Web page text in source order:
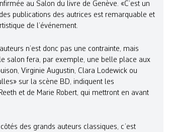
au Salon du livre de Genève. «C’est un
publications des autrices est remarquable et
de l’événement.
n’est donc pas une contrainte, mais
salon fera, par exemple, une belle place aux
Virginie Augustin, Clara Lodewick ou
sur la scène BD, indiquent les
et de Marie Robert, qui mettront en avant
des grands auteurs classiques, c’est